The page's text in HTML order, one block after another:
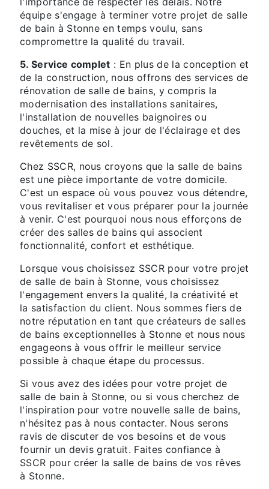
équipe s'engage à terminer votre projet de salle
de bain à Stonne en temps voulu, sans
compromettre la qualité du travail.
5. Service complet : En plus de la conception et
de la construction, nous offrons des services de
rénovation de salle de bains, y compris la
modernisation des installations sanitaires,
l'installation de nouvelles baignoires ou
douches, et la mise à jour de l'éclairage et des
revêtements de sol.
Chez SSCR, nous croyons que la salle de bains
est une pièce importante de votre domicile.
C'est un espace où vous pouvez vous détendre,
vous revitaliser et vous préparer pour la journée
à venir. C'est pourquoi nous nous efforçons de
créer des salles de bains qui associent
fonctionnalité, confort et esthétique.
Lorsque vous choisissez SSCR pour votre projet
de salle de bain à Stonne, vous choisissez
l'engagement envers la qualité, la créativité et
la satisfaction du client. Nous sommes fiers de
notre réputation en tant que créateurs de salles
de bains exceptionnelles à Stonne et nous nous
engageons à vous offrir le meilleur service
possible à chaque étape du processus.
Si vous avez des idées pour votre projet de
salle de bain à Stonne, ou si vous cherchez de
l'inspiration pour votre nouvelle salle de bains,
n'hésitez pas à nous contacter. Nous serons
ravis de discuter de vos besoins et de vous
fournir un devis gratuit. Faites confiance à
SSCR pour créer la salle de bains de vos rêves
à Stonne.